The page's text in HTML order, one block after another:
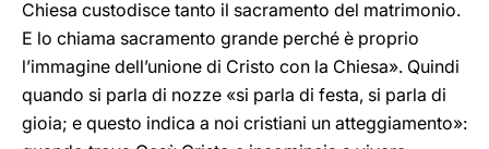
Chiesa custodisce tanto il sacramento del matrimonio.
E lo chiama sacramento grande perché è proprio
l’immagine dell’unione di Cristo con la Chiesa». Quindi
quando si parla di nozze «si parla di festa, si parla di
gioia; e questo indica a noi cristiani un atteggiamento»: